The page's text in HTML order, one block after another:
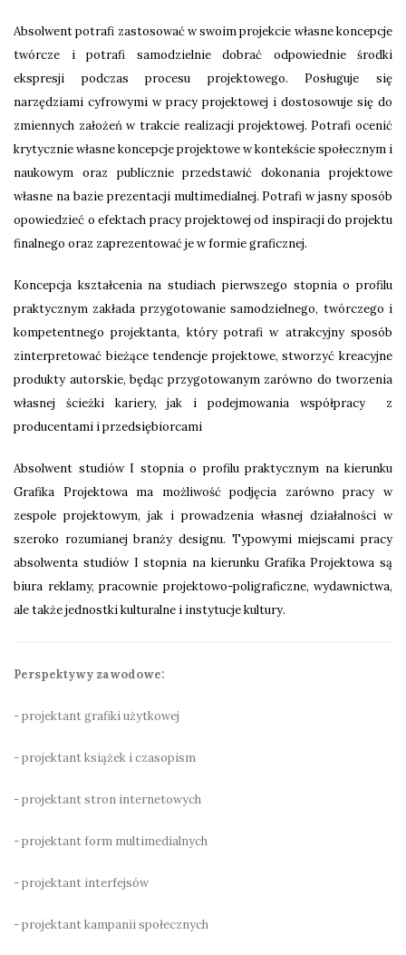
Absolwent potrafi zastosować w swoim projekcie własne koncepcje
twórcze i potrafi samodzielnie dobrać odpowiednie środki
ekspresji podczas procesu projektowego. Posługuje się
narzędziami cyfrowymi w pracy projektowej i dostosowuje się do
zmiennych założeń w trakcie realizacji projektowej. Potrafi ocenić
krytycznie własne koncepcje projektowe w kontekście społecznym i
naukowym oraz publicznie przedstawić dokonania projektowe
własne na bazie prezentacji multimedialnej. Potrafi w jasny sposób
opowiedzieć o efektach pracy projektowej od inspiracji do projektu
finalnego oraz zaprezentować je w formie graficznej.
Koncepcja kształcenia na studiach pierwszego stopnia o profilu
praktycznym zakłada przygotowanie samodzielnego, twórczego i
kompetentnego projektanta, który potrafi w atrakcyjny sposób
zinterpretować bieżące tendencje projektowe, stworzyć kreacyjne
produkty autorskie, będąc przygotowanym zarówno do tworzenia
własnej ścieżki kariery, jak i podejmowania współpracy z
producentami i przedsiębiorcami
Absolwent studiów I stopnia o profilu praktycznym na kierunku
Grafika Projektowa ma możliwość podjęcia zarówno pracy w
zespole projektowym, jak i prowadzenia własnej działalności w
szeroko rozumianej branży designu. Typowymi miejscami pracy
absolwenta studiów I stopnia na kierunku Grafika Projektowa są
biura reklamy, pracownie projektowo-poligraficzne, wydawnictwa,
ale także jednostki kulturalne i instytucje kultury.
Perspektywy zawodowe:
- projektant grafiki użytkowej
- projektant książek i czasopism
- projektant stron internetowych
- projektant form multimedialnych
- projektant interfejsów
- projektant kampanii społecznych